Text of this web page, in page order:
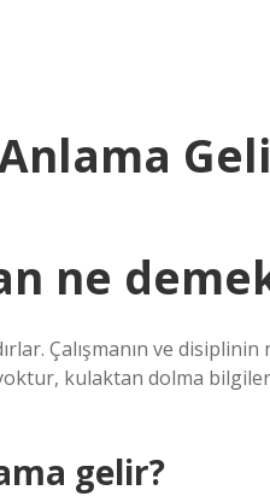
ne
Çalışmanın ve
yoktur, kulaktan dolma
gelir?